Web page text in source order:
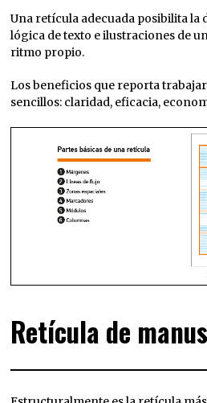
Una retícula adecuada posibilita la
lógica de texto e ilustraciones de
ritmo propio.
Los beneficios que reporta
sencillos: claridad, eficacia,
Retícula de